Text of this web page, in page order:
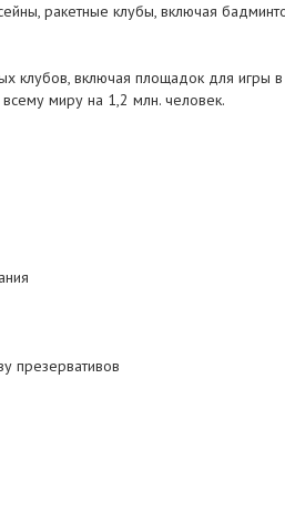
ракетные клубы, включая
клубов, включая площадок для игры
миру на 1,2 млн. человек.
презервативов